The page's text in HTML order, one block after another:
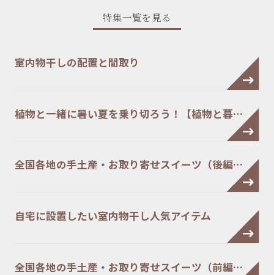
特集一覧を見る
室内物干しの配置と間取り
植物と一緒に暑い夏を乗り切ろう！【植物と暮…
全国各地の手土産・お取り寄せスイーツ（後編…
自宅に設置したい室内物干し人気アイテム
全国各地の手土産・お取り寄せスイーツ（前編…